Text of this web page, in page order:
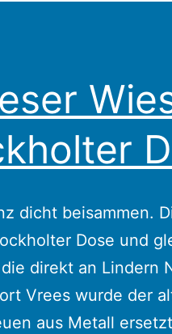
dicht beisammen.
Dose und
direkt an Lindern
Vrees wurde der
aus Metall